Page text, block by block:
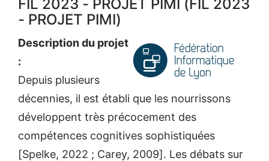
FIL 2023 - PROJET PIMI (FIL 2023
- PROJET PIMI)
Description du projet
:
Depuis plusieurs
décennies, il est établi que les nourrissons
développent très précocement des
compétences cognitives sophistiquées
[Spelke, 2022 ; Carey, 2009]. Les débats sur